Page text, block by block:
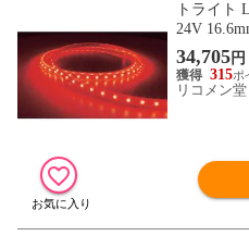
トライト
24V
16.6P3 工
器具【送
34,705円
315
リコメン堂